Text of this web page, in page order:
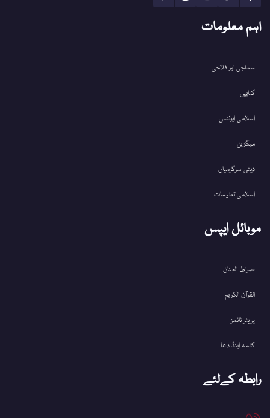
اہم معلومات
سماجی اور فلاحی
کتابیں
اسلامی ایونٹس
میگزین
دینی سرگرمیاں
اسلامی تعلیمات
موبائل ایپس
صراط الجنان
القرآن الکریم
پریئر ٹائمز
کلمہ اینڈ دعا
رابطہ کےلئے